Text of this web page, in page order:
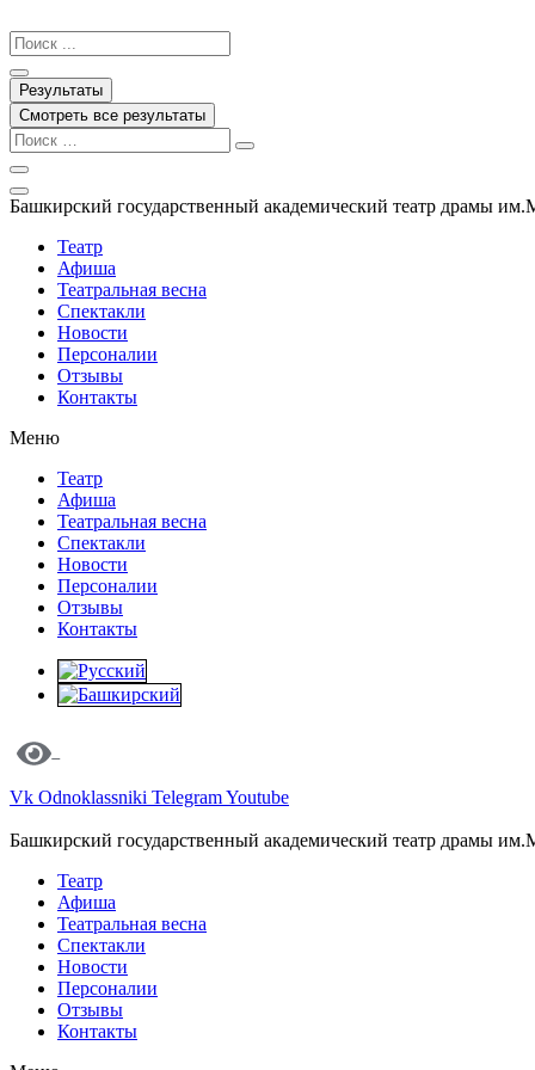
к
содержимому
Search
...
Результаты
Смотреть все результаты
Башкирский государственный академический театр драмы
Театр
Афиша
Театральная весна
Спектакли
Новости
Персоналии
Отзывы
Контакты
Меню
Театр
Афиша
Театральная весна
Спектакли
Новости
Персоналии
Отзывы
Контакты
Vk Odnoklassniki TelegramYoutube
Башкирский государственный академический театр драмы
Театр
Афиша
Театральная весна
Спектакли
Новости
Персоналии
Отзывы
Контакты